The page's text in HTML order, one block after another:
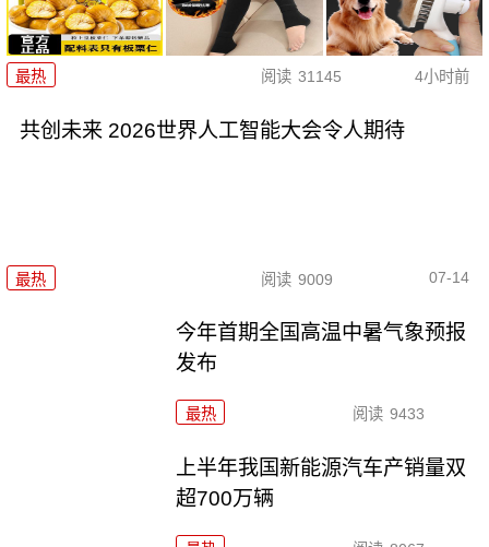
最热 阅读 31145 4小时前
共创未来 2026世界人工智能大会令人期待
最热 阅读 9009 07-14
今年首期全国高温中暑气象预报
发布
最热 阅读 9433
上半年我国新能源汽车产销量双
超700万辆